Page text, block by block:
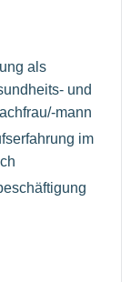
als
und
mann
im